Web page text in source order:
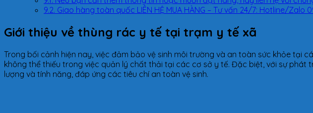
9.2. Giao hàng toàn quốc LIÊN HỆ MUA HÀNG – Tư vấn 24/7: Hotline/Zalo
Giới thiệu về thùng rác y tế tại trạm y tế xã
Trong bối cảnh hiện nay, việc đảm bảo vệ sinh môi trường và an toàn sức khỏe
không thể thiếu trong việc quản lý chất thải tại các cơ sở y tế. Đặc biệt, với sự
lượng và tính năng, đáp ứng các tiêu chí an toàn vệ sinh.